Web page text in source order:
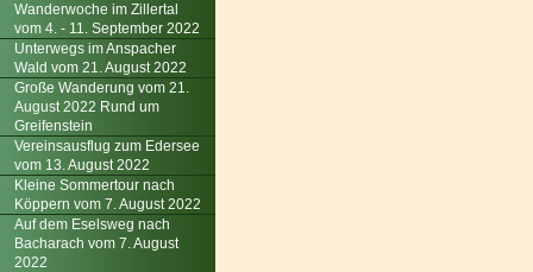
Wanderwoche im Zillertal
vom 4. - 11. September 2022
Unterwegs im Anspacher
Wald vom 21. August 2022
Große Wanderung vom 21.
August 2022 Rund um
Greifenstein
Vereinsausflug zum Edersee
vom 13. August 2022
Kleine Sommertour nach
Köppern vom 7. August 2022
Auf dem Eselsweg nach
Bacharach vom 7. August
2022